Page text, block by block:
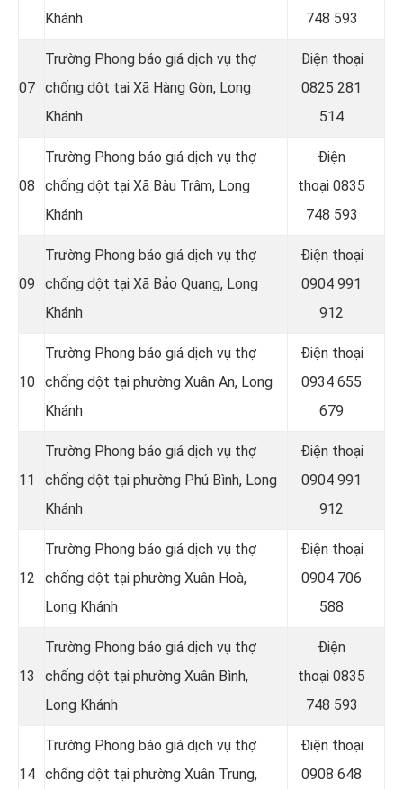
Khánh
748 593
07
Trường Phong báo giá dịch vụ thợ
chống dột tại Xã Hàng Gòn, Long
Khánh
Điện thoại
0825 281
514
08
Trường Phong báo giá dịch vụ thợ
chống dột tại Xã Bàu Trâm, Long
Khánh
Điện
thoại 0835
748 593
09
Trường Phong báo giá dịch vụ thợ
chống dột tại Xã Bảo Quang, Long
Khánh
Điện thoại
0904 991
912
10
Trường Phong báo giá dịch vụ thợ
chống dột tại phường Xuân An, Long
Khánh
Điện thoại
0934 655
679
11
Trường Phong báo giá dịch vụ thợ
chống dột tại phường Phú Bình, Long
Khánh
Điện thoại
0904 991
912
12
Trường Phong báo giá dịch vụ thợ
chống dột tại phường Xuân Hoà,
Long Khánh
Điện thoại
0904 706
588
13
Trường Phong báo giá dịch vụ thợ
chống dột tại phường Xuân Bình,
Long Khánh
Điện
thoại 0835
748 593
14
Trường Phong báo giá dịch vụ thợ
chống dột tại phường Xuân Trung,
Điện thoại
0908 648